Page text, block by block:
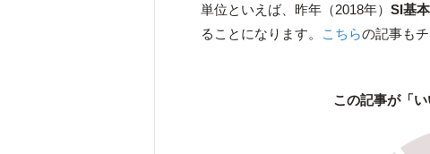
単位といえば、昨年（2018年）SI基
ることになります。
こちらの記事もチ
この記事が「